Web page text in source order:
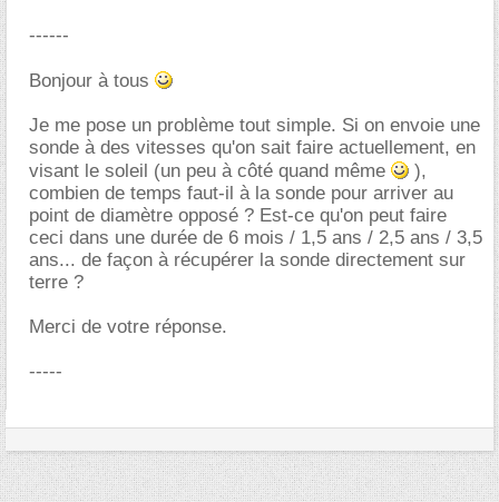
------
Bonjour à tous
Je me pose un problème tout simple. Si on envoie une
sonde à des vitesses qu'on sait faire actuellement, en
visant le soleil (un peu à côté quand même
),
combien de temps faut-il à la sonde pour arriver au
point de diamètre opposé ? Est-ce qu'on peut faire
ceci dans une durée de 6 mois / 1,5 ans / 2,5 ans / 3,5
ans... de façon à récupérer la sonde directement sur
terre ?
Merci de votre réponse.
-----